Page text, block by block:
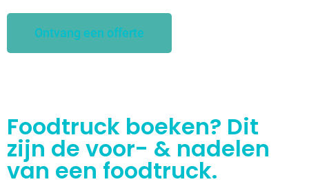
Ontvang een offerte
Foodtruck boeken? Dit
zijn de voor- & nadelen
van een foodtruck.